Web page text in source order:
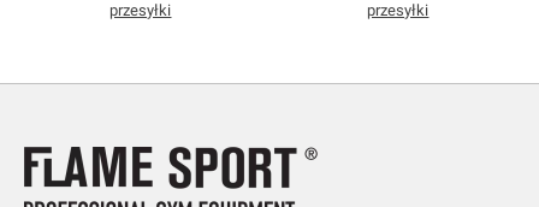
przesyłki
przesyłki